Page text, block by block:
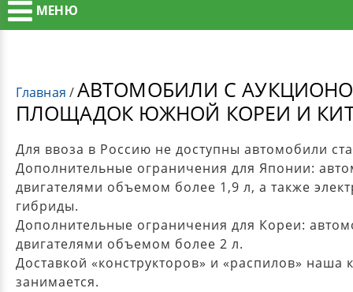
МЕНЮ
Главная /АВТОМОБИЛИ С
ПЛОЩАДОК ЮЖНОЙ КОРЕИ И
Для ввоза в Россию не доступны автомобили
Дополнительные ограничения для Японии:
двигателями объемом более 1,9 л, а также
гибриды.
Дополнительные ограничения для Кореи:
двигателями объемом более 2 л.
Доставкой «конструкторов» и «распилов» наша
занимается.